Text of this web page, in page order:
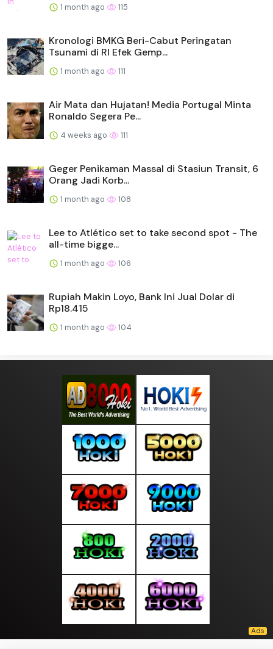
1 month ago 115
Kronologi BMKG Beri-Cabut Peringatan
Tsunami di RI Efek Gemp...
1 month ago 111
Air Mata dan Hujatan! Media Portugal Minta
Ronaldo Segera Pe...
4 weeks ago 111
Geger Penikaman Massal di Stasiun Transit, 6
Orang Jadi Korb...
1 month ago 108
Lee to Atlético set to take second spot - The
all-time bigge...
1 month ago 106
Rupiah Makin Loyo, Bank Ini Jual Dolar di
Rp18.415
1 month ago 104